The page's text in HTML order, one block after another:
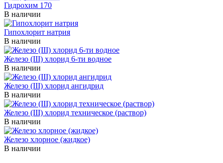
Гидрохим 170
В наличии
Гипохлорит натрия
В наличии
Железо (III) хлорид 6-ти водное
В наличии
Железо (III) хлорид ангидрид
В наличии
Железо (III) хлорид техническое (раствор)
В наличии
Железо хлорное (жидкое)
В наличии